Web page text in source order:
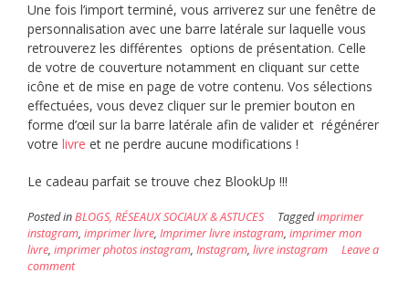
Une fois l’import terminé, vous arriverez sur une fenêtre de
personnalisation avec une barre latérale sur laquelle vous
retrouverez les différentes options de présentation. Celle
de votre de couverture notamment en cliquant sur cette
icône et de mise en page de votre contenu. Vos sélections
effectuées, vous devez cliquer sur le premier bouton en
forme d’œil sur la barre latérale afin de valider et régénérer
votre livre et ne perdre aucune modifications !
Le cadeau parfait se trouve chez BlookUp !!!
Posted inBLOGS, RÉSEAUX SOCIAUX & ASTUCES Taggedimprimer
instagram, imprimer livre, Imprimer livre instagram, imprimer mon
livre, imprimer photos instagram, Instagram, livre instagram
Leave a
comment